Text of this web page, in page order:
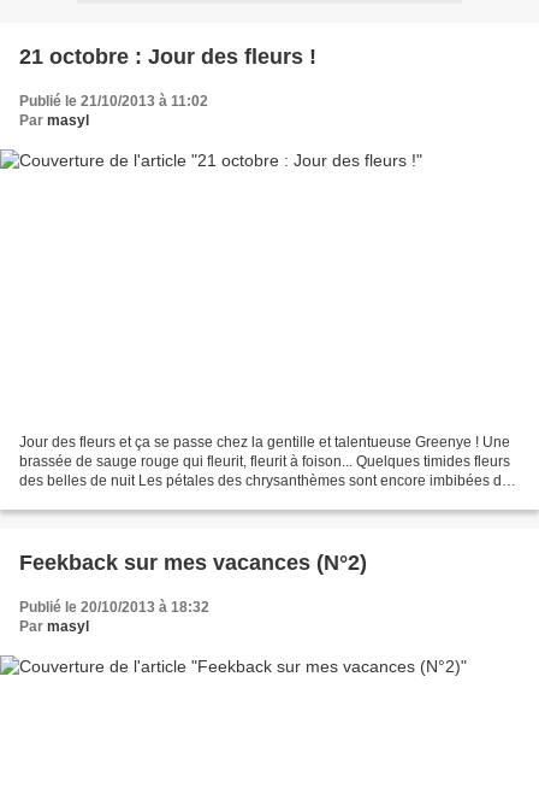
21 octobre : Jour des fleurs !
Publié le 21/10/2013 à 11:02
Par masyl
Jour des fleurs et ça se passe chez la gentille et talentueuse Greenye ! Une
brassée de sauge rouge qui fleurit, fleurit à foison... Quelques timides fleurs
des belles de nuit Les pétales des chrysanthèmes sont encore imbibées de
Feekback sur mes vacances (N°2)
Publié le 20/10/2013 à 18:32
Par masyl